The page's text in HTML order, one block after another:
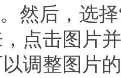
然后，选
点击图片
调整图片